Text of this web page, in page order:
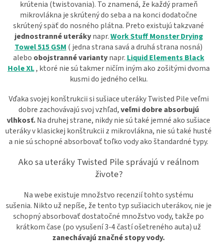
krútenia (twistovania). To znamená, že každý prameň
mikrovlákna je skrútený do seba a na konci dodatočne
skrútený späť do nosného plátna. Preto existujú takzvané
jednostranné uterákynapr.Work Stuff Monster Drying
Towel 515 GSM( jedna strana savá a druhá strana nosná)
alebo obojstranné variantynapr.Liquid Elements Black
Hole XL, ktoré nie sú takmer ničím iným ako zošitými dvoma
kusmi do jedného celku.
Vďaka svojej konštrukcii si sušiace uteráky Twisted Pile veľmi
dobre zachovávajú svoj vzhľad,veľmi dobre absorbujú
vlhkosť.Na druhej strane, nikdy nie sú také jemné ako sušiace
uteráky v klasickej konštrukcii z mikrovlákna, nie sú také husté
a nie sú schopné absorbovať toľko vody ako štandardné typy.
Ako sa uteráky Twisted Pile správajú v reálnom
živote?
Na webe existuje množstvo recenzií tohto systému
sušenia. Nikto už nepíše, že tento typ sušiacich uterákov, nie je
schopný absorbovať dostatočné množstvo vody, takže po
krátkom čase (po vysušení 3-4 častí ošetreného auta) už
zanechávajú značné stopy vody.